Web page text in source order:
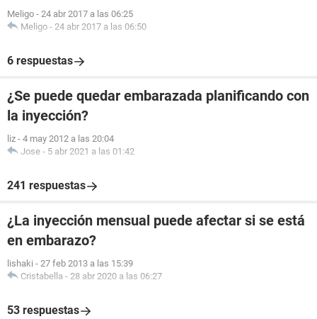
Meligo - 24 abr 2017 a las 06:25
Meligo - 24 abr 2017 a las 06:50
6 respuestas
¿Se puede quedar embarazada planificando con
la inyección?
liz - 4 may 2012 a las 20:04
Jose - 5 abr 2021 a las 01:42
241 respuestas
¿La inyección mensual puede afectar si se está
en embarazo?
lishaki - 27 feb 2013 a las 15:39
Cristabella - 28 abr 2020 a las 06:27
53 respuestas